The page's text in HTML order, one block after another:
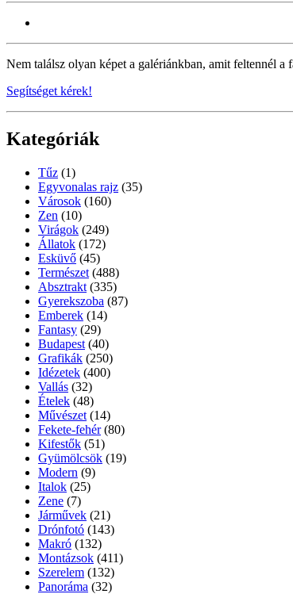
Nem találsz olyan képet a galériánkban, amit feltennél a
Segítséget kérek!
Kategóriák
Tűz (1)
Egyvonalas rajz (35)
Városok (160)
Zen (10)
Virágok (249)
Állatok (172)
Esküvő (45)
Természet (488)
Absztrakt (335)
Gyerekszoba (87)
Emberek (14)
Fantasy (29)
Budapest (40)
Grafikák (250)
Idézetek (400)
Vallás (32)
Ételek (48)
Művészet (14)
Fekete-fehér (80)
Kifestők (51)
Gyümölcsök (19)
Modern (9)
Italok (25)
Zene (7)
Járművek (21)
Drónfotó (143)
Makró (132)
Montázsok (411)
Szerelem (132)
Panoráma (32)